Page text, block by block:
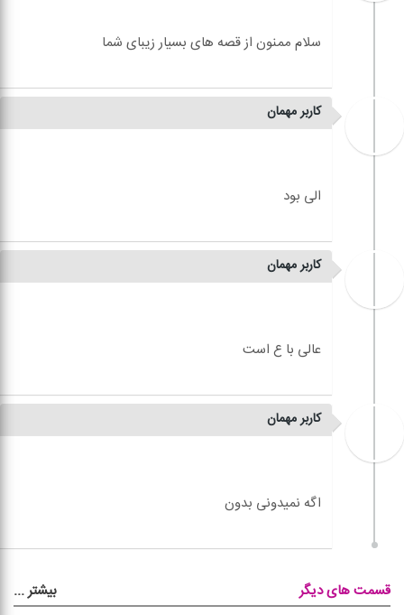
کاربر مهمان
کاربر مهمان
کاربر مهمان
قسمت های دیگر بیشتر...